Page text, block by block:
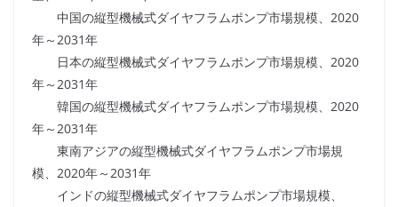
中国の縦型機械式ダイヤフラムポンプ市場規模、2020
年～2031年
日本の縦型機械式ダイヤフラムポンプ市場規模、2020
年～2031年
韓国の縦型機械式ダイヤフラムポンプ市場規模、2020
年～2031年
東南アジアの縦型機械式ダイヤフラムポンプ市場規
模、2020年～2031年
インドの縦型機械式ダイヤフラムポンプ市場規模、